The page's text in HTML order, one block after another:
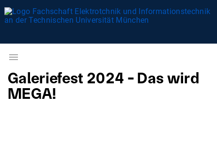
Galeriefest 2024 - Das wird
MEGA!